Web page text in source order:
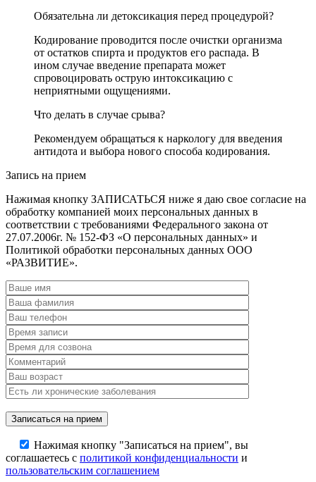
Обязательна ли детоксикация перед процедурой?
Кодирование проводится после очистки организма
от остатков спирта и продуктов его распада. В
ином случае введение препарата может
спровоцировать острую интоксикацию с
неприятными ощущениями.
Что делать в случае срыва?
Рекомендуем обращаться к наркологу для введения
антидота и выбора нового способа кодирования.
Запись на прием
Нажимая кнопку ЗАПИСАТЬСЯ ниже я даю свое согласие на
обработку компанией моих персональных данных в
соответствии с требованиями Федерального закона от
27.07.2006г. № 152-ФЗ «О персональных данных» и
Политикой обработки персональных данных ООО
«РАЗВИТИЕ».
Нажимая кнопку "Записаться на прием", вы
соглашаетесь с политикой конфиденциальности и
пользовательским соглашением